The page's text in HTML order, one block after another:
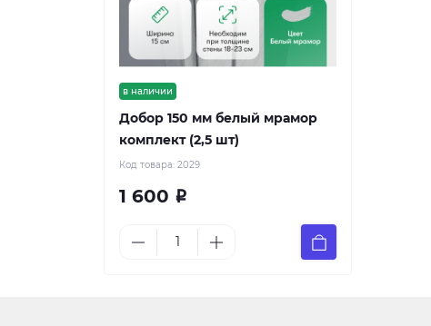
в наличии
Добор 150 мм белый мрамор
комплект (2,5 шт)
Код товара: 2029
1 600 Р